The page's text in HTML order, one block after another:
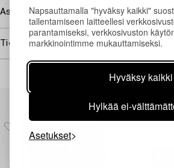
Napsauttamalla "hyväksy kaikki"
tallentamiseen laitteellesi
parantamiseksi, verkkosivuston
markkinointimme mukauttamiseksi.
Hyväksy kaikki
Hylkää ei-
Asetukset
Asplund 282, Hjert & Hjert 168.
Tietoa ostamisesta